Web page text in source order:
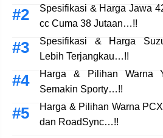
Spesifikasi & Harga Jawa
cc Cuma 38 Jutaan…!!
Spesifikasi & Harga
Lebih Terjangkau…!!
Harga & Pilihan Warna
Semakin Sporty…!!
Harga & Pilihan Warna
dan RoadSync…!!